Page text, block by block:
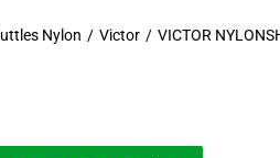
Nylon Victor VICTOR